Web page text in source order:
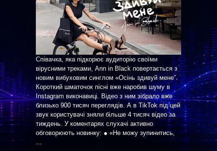
Співачка, яка підкорює аудиторію своїми
вірусними треками, Ann in Black повертається з
новим вибуховим синглом «Осінь здивуй мене”.
Короткий шматочок пісні вже наробив шуму в
Instagram виконавиці. Відео з ним зібрало вже
близько 900 тисяч переглядів. А в TikTok під цей
звук користувачі зняли більше 4 тисяч відео за
тиждень. У коментарях слухачі активно
обговорюють новинку: ● «Не можу зупинитись,
...